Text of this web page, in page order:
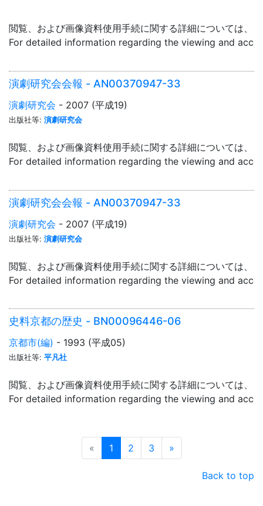
閲覧、および画像資料使用手続に関する詳細については、「
For detailed information regarding the viewing and
演劇研究会会報 - AN00370947-33
演劇研究会 - 2007 (平成19)
出版社等: 演劇研究会
閲覧、および画像資料使用手続に関する詳細については、「
For detailed information regarding the viewing and
演劇研究会会報 - AN00370947-33
演劇研究会 - 2007 (平成19)
出版社等: 演劇研究会
閲覧、および画像資料使用手続に関する詳細については、「
For detailed information regarding the viewing and
史料京都の歴史 - BN00096446-06
京都市(編) - 1993 (平成05)
出版社等: 平凡社
閲覧、および画像資料使用手続に関する詳細については、「
For detailed information regarding the viewing and
« Prev
1 2 3 Next
»
Back to top